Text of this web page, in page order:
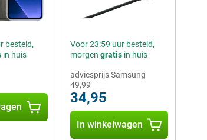
besteld,
in huis
Voor 23:59 uur besteld,
morgen gratisin huis
49,99
adviesprijs Samsung
34,95
In winkelwagen